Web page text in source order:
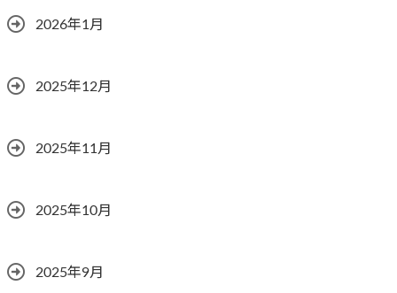
2026年1月
2025年12月
2025年11月
2025年10月
2025年9月